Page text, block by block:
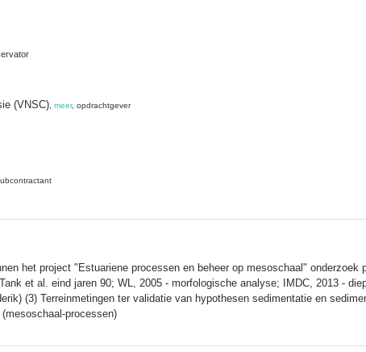
(VNSC) meer, opdrachtgever
het project "Estuariene processen en beheer op mesoschaal"
et al. eind jaren 90; WL, 2005 - morfologische analyse; IMDC, 2013 -
(3) Terreinmetingen ter validatie van hypothesen sedimentatie en
processen)